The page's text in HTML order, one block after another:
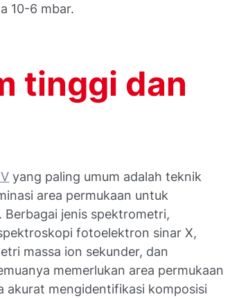
10-6 mbar.
tinggi dan
yang paling umum adalah teknik
area permukaan untuk
Berbagai jenis spektrometri,
fotoelektron sinar X,
massa ion sekunder, dan
memerlukan area permukaan
akurat mengidentifikasi komposisi